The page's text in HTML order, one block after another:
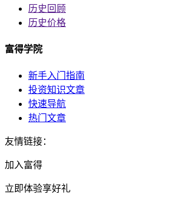
历史回顾
历史价格
富得学院
新手入门指南
投资知识文章
快速导航
热门文章
友情链接：
加入富得
立即体验享好礼